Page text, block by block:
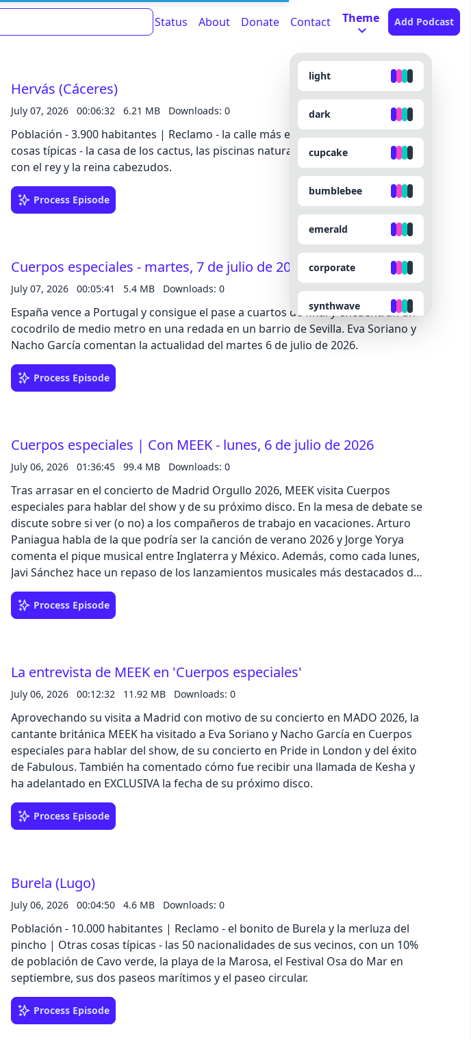
Cancel Save
Status About Donate Contact Theme
light
dark
cupcake
bumblebee
emerald
corporate
synthwave
retro
garden
forest
aqua
wireframe
black
business
Add Podcast
Hervás (Cáceres)
July 07, 2026 00:06:32 6.21 MB Downloads: 0
Población - 3.900 habitantes | Reclamo - la calle más estrecha de España | Otras
cosas típicas - la casa de los cactus, las piscinas naturales y las fiestas en agosto
con el rey y la reina cabezudos.
Process Episode
Cuerpos especiales - martes, 7 de julio de 2026
July 07, 2026 00:05:41 5.4 MB Downloads: 0
España vence a Portugal y consigue el pase a cuartos de final y encuentran un
cocodrilo de medio metro en una redada en un barrio de Sevilla. Eva Soriano y
Nacho García comentan la actualidad del martes 6 de julio de 2026.
Process Episode
Cuerpos especiales | Con MEEK - lunes, 6 de julio de 2026
July 06, 2026 01:36:45 99.4 MB Downloads: 0
Tras arrasar en el concierto de Madrid Orgullo 2026, MEEK visita Cuerpos
especiales para hablar del show y de su próximo disco. En la mesa de debate se
discute sobre si ver (o no) a los compañeros de trabajo en vacaciones. Arturo
Paniagua habla de la que podría ser la canción de verano 2026 y Jorge Yorya
comenta el pique musical entre Inglaterra y México. Además, como cada lunes,
Javi Sánchez hace un repaso de los lanzamientos musicales más destacados de
la semana.
Process Episode
La entrevista de MEEK en 'Cuerpos especiales'
July 06, 2026 00:12:32 11.92 MB Downloads: 0
Aprovechando su visita a Madrid con motivo de su concierto en MADO 2026, la
cantante británica MEEK ha visitado a Eva Soriano y Nacho García en Cuerpos
especiales para hablar del show, de su concierto en Pride in London y del éxito
de Fabulous. También ha comentado cómo fue recibir una llamada de Kesha y
ha adelantado en EXCLUSIVA la fecha de su próximo disco.
Process Episode
Burela (Lugo)
July 06, 2026 00:04:50 4.6 MB Downloads: 0
Población - 10.000 habitantes | Reclamo - el bonito de Burela y la merluza del
pincho | Otras cosas típicas - las 50 nacionalidades de sus vecinos, con un 10%
de población de Cavo verde, la playa de la Marosa, el Festival Osa do Mar en
septiembre, sus dos paseos marítimos y el paseo circular.
Process Episode